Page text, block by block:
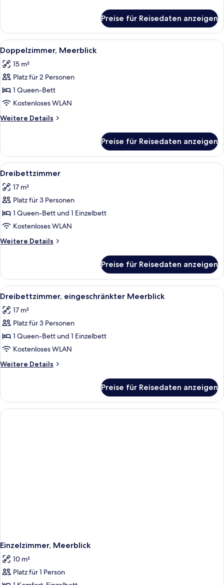
oder
Zweibettzimmer
Preise für Reisedaten anzeigen
Alle
Fotos
für
Doppelzimmer,
Meerblick
anzeigen
Ein Hotelzimmer mit einem Bett,
1
Doppelzimmer, Meerblick
15 m²
Platz für 2 Personen
1 Queen-Bett
Kostenloses WLAN
Weitere Details
Weitere
Meerblick
Preise für Reisedaten anzeigen
Alle
Fotos
für
Dreibettzimmer
anzeigen
Ein modernes Schlafzimmer mit Bett,
1
Dreibettzimmer
17 m²
Platz für 3 Personen
1 Queen-Bett und 1 Einzelbett
Kostenloses WLAN
Weitere Details
Weitere
Preise für Reisedaten anzeigen
Alle
Fotos
für
Dreibettzimmer,
eingeschränkter
Meerblick
anzeigen
Ein modernes Schlafzimmer mit Bett,
1
Dreibettzimmer, eingeschränkter Meerblick
17 m²
Platz für 3 Personen
1 Queen-Bett und 1 Einzelbett
Kostenloses WLAN
Weitere Details
Weitere
eingeschränkter
Meerblick
Preise für Reisedaten anzeigen
Einzelzimmer, Meerblick
10 m²
Platz für 1 Person